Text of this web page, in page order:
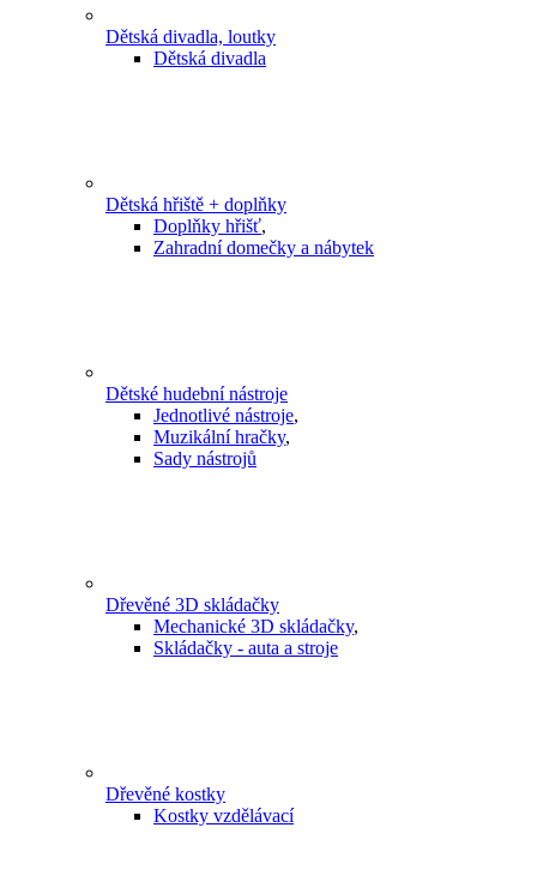
Dětská divadla, loutky
Dětská divadla
Dětská hřiště + doplňky
Doplňky hřišť,
Zahradní domečky a nábytek
Dětské hudební nástroje
Jednotlivé nástroje,
Muzikální hračky,
Sady nástrojů
Dřevěné 3D skládačky
Mechanické 3D skládačky,
Skládačky - auta a stroje
Dřevěné kostky
Kostky vzdělávací